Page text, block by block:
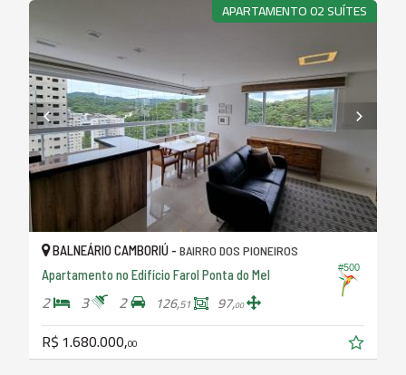
APARTAMENTO 02 SUÍTES
#500
BALNEÁRIO CAMBORIÚ - BAIRRO DOS PIONEIROS
Apartamento no Edifício Farol Ponta do Mel
2 3 2 126,51 97,00
R$ 1.680.000,00